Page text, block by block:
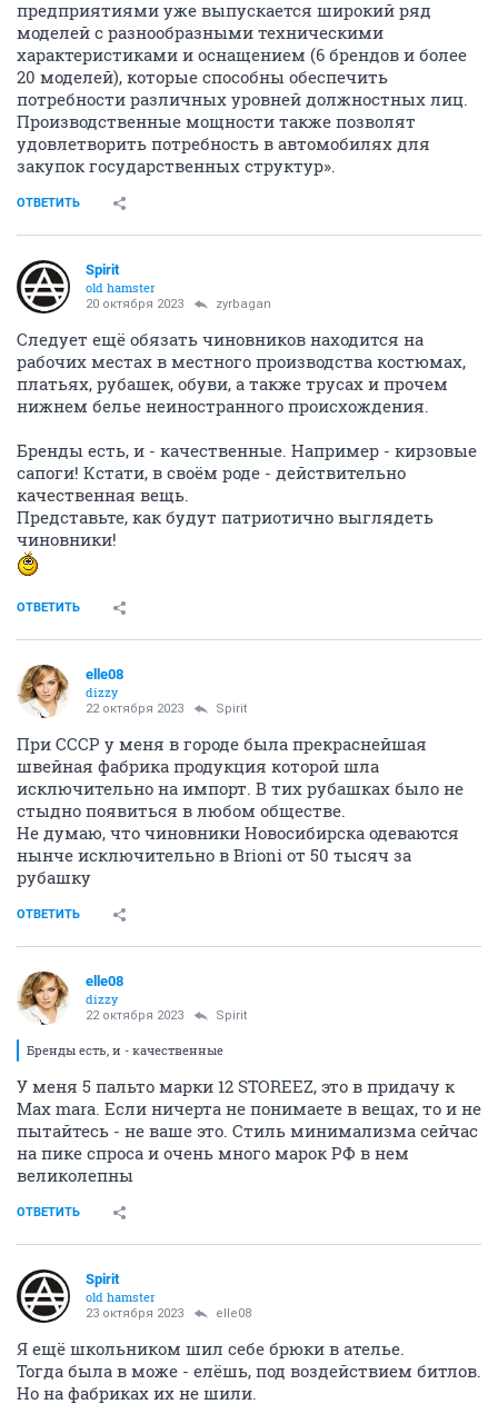
предприятиями уже выпускается широкий ряд
моделей с разнообразными техническими
характеристиками и оснащением (6 брендов и более
20 моделей), которые способны обеспечить
потребности различных уровней должностных лиц.
Производственные мощности также позволят
удовлетворить потребность в автомобилях для
закупок государственных структур».
ОТВЕТИТЬ
Spirit
old hamster
20 октября 2023 zyrbagan
Следует ещё обязать чиновников находится на
рабочих местах в местного производства костюмах,
платьях, рубашек, обуви, а также трусах и прочем
нижнем белье неиностранного происхождения.
Бренды есть, и - качественные. Например - кирзовые
сапоги! Кстати, в своём роде - действительно
качественная вещь.
Представьте, как будут патриотично выглядеть
чиновники!
ОТВЕТИТЬ
elle08
dizzy
22 октября 2023 Spirit
При СССР у меня в городе была прекраснейшая
швейная фабрика продукция которой шла
исключительно на импорт. В тих рубашках было не
стыдно появиться в любом обществе.
Не думаю, что чиновники Новосибирска одеваются
нынче исключительно в Brioni от 50 тысяч за
рубашку
ОТВЕТИТЬ
elle08
dizzy
22 октября 2023 Spirit
Бренды есть, и - качественные
У меня 5 пальто марки 12 STOREEZ, это в придачу к
Max mara. Если ничерта не понимаете в вещах, то и не
пытайтесь - не ваше это. Стиль минимализма сейчас
на пике спроса и очень много марок РФ в нем
великолепны
ОТВЕТИТЬ
Spirit
old hamster
23 октября 2023 elle08
Я ещё школьником шил себе брюки в ателье.
Тогда была в може - елёшь, под воздействием битлов.
Но на фабриках их не шили.